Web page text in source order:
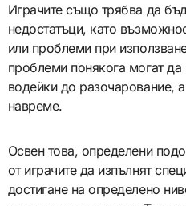
Играчите също трябва да
недостатъци, като
или проблеми при
проблеми понякога могат
водейки до разочарование,
навреме.
Освен това, определени
от играчите да изпълнят
достигане на определено